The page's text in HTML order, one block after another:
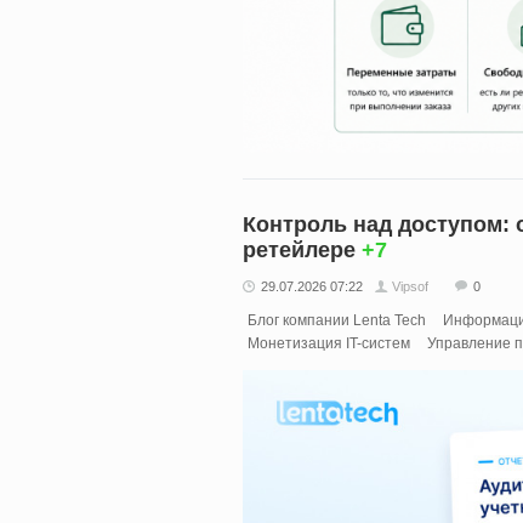
Контроль над доступом:
ретейлере +7
29.07.2026 07:22 Vipsof 0
Блог компании Lenta Tech
Монетизация IT-систем
Управление